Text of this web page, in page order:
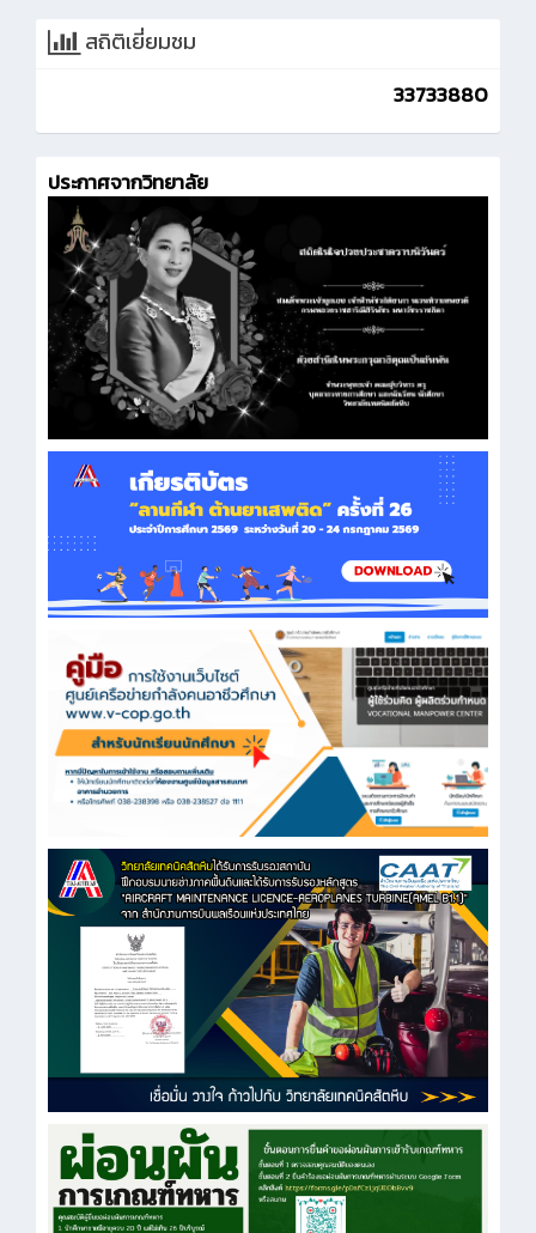
สถิติเยี่ยมชม
33733880
ประกาศจากวิทยาลัย